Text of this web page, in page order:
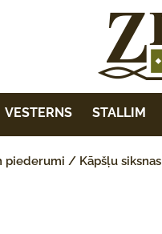
VESTERNS STALLIM
piederumi / Kāpšļu siksnas